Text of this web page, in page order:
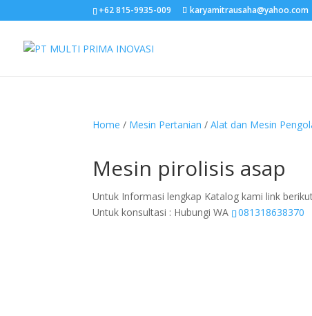
+62 815-9935-009 karyamitrausaha@yahoo.com
Home / Mesin Pertanian /Alat dan Mesin
Mesin pirolisis asap
Untuk Informasi lengkap Katalog kami link
Untuk konsultasi : Hubungi WA
081318638370